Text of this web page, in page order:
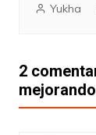
Yukha
2